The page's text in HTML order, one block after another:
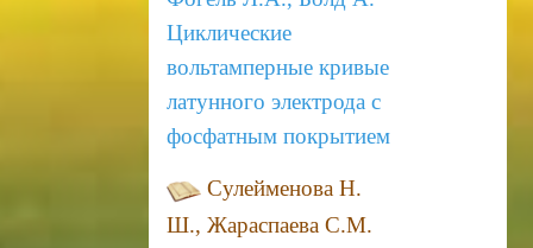
Циклические
вольтамперные кривые
латунного электрода с
фосфатным покрытием
Сулейменова Н.
Ш., Жараспаева С.М.